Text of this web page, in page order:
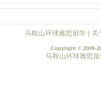
马鞍山环球雅思留学 | 关
Copyright © 2009-
马鞍山环球雅思